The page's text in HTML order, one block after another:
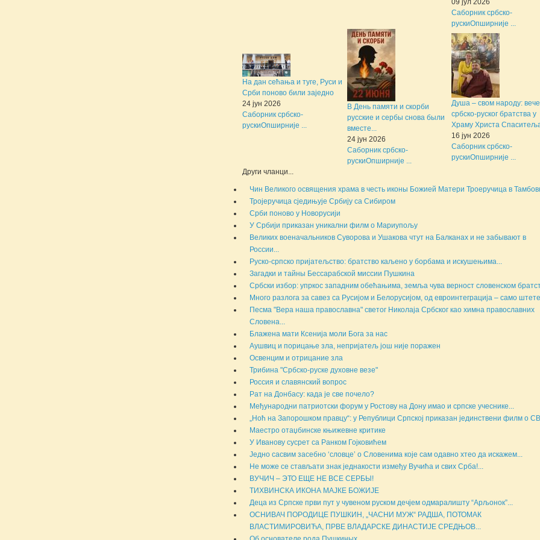
Саборник србско-
рускиОпширније ...
На дан сећања и туге, Руси и
Срби поново били заједно
24 јун 2026
Саборник србско-
рускиОпширније ...
В День памяти и скорби
русские и сербы снова были
вместе...
24 јун 2026
Саборник србско-
рускиОпширније ...
Душа – свом народу: вече
србско-руског братства у
Храму Христа
16 јун 2026
Саборник србско-
рускиОпширније ...
Други чланци...
Чин Великого освящения храма в честь иконы Божией Матери Троеручица в
Тројеручица сједињује Србију са Сибиром
Срби поново у Новорусији
У Србији приказан уникални филм о Мариупољу
Великих военачальников Суворова и Ушакова чтут на Балканах и не забывают в
России...
Руско-српско пријатељство: братство каљено у борбама и искушењима...
Загадки и тайны Бессарабской миссии Пушкина
Србски избор: упркос западним обећањима, земља чува верност словенском
Много разлога за савез са Русијом и Белорусијом, од евроинтеграција – само
Песма "Вера наша православна" светог Николаја Србског као химна православних
Словена...
Блажена мати Ксенија моли Бога за нас
Аушвиц и порицање зла, непријатељ још није поражен
Освенцим и отрицание зла
Трибина "Србско-руске духовне везе"
Россия и славянский вопрос
Рат на Донбасу: када је све почело?
Међународни патриотски форум у Ростову на Дону имао и српске учеснике...
„Ноћ на Запорошком правцу“: у Републици Српској приказан јединствени филм о
Маестро отаџбинске књижевне критике
У Иванову сусрет са Ранком Гојковићем
Једно сасвим засебно ‘словце’ о Словенима које сам одавно хтео да искажем...
Не може се стављати знак једнакости између Вучића и свих Срба!...
ВУЧИЧ – ЭТО ЕЩЕ НЕ ВСЕ СЕРБЫ!
ТИХВИНСКА ИКОНА МАЈКЕ БОЖИЈЕ
Деца из Српске први пут у чувеном руском дечјем одмаралишту “Арљонок”...
ОСНИВАЧ ПОРОДИЦЕ ПУШКИН, „ЧАСНИ МУЖ“ РАДША, ПОТОМАК
ВЛАСТИМИРОВИЋА, ПРВЕ ВЛАДАРСКЕ ДИНАСТИЈЕ СРЕДЊОВ...